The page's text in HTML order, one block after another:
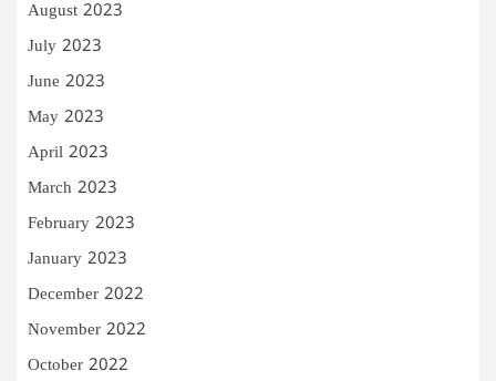
August 2023
July 2023
June 2023
May 2023
April 2023
March 2023
February 2023
January 2023
December 2022
November 2022
October 2022